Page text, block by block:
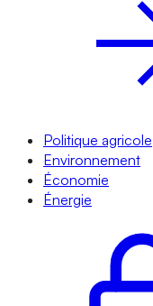
Politique agricole
Environnement
Économie
Énergie